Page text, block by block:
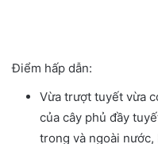
Điểm hấp dẫn:
Vừa trượt tuyết vừa
của cây phủ đầy
trong và ngoài nước,